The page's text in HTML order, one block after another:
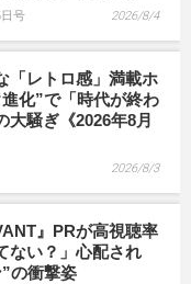
号 2026/8/4
「レトロ感」満載ホ
化”で「時代が終わ
大騒ぎ《2026年8月
2026/8/3
』PRが高視聴率
ない？」心配され
の衝撃姿